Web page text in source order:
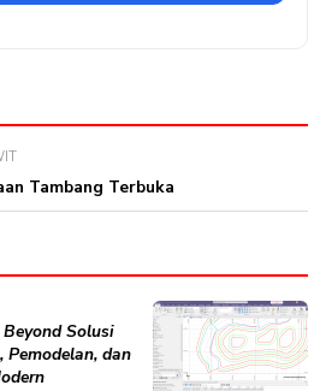
Tambang Terbuka
Solusi
Pemodelan, dan